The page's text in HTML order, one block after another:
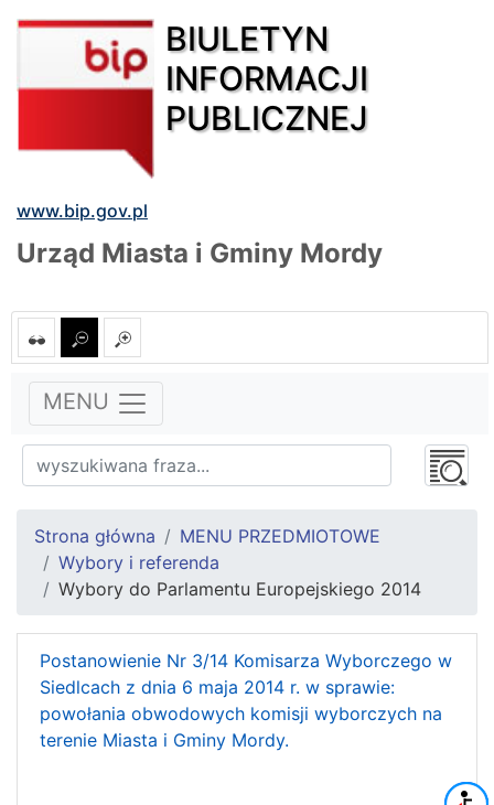
BIULETYN
INFORMACJI
PUBLICZNEJ
www.bip.gov.pl
Urząd Miasta i Gminy Mordy
MENU
Strona główna
MENU PRZEDMIOTOWE
Wybory i referenda
Wybory do Parlamentu Europejskiego 2014
Postanowienie Nr 3/14 Komisarza Wyborczego w
Siedlcach z dnia 6 maja 2014 r. w sprawie:
powołania obwodowych komisji wyborczych na
terenie Miasta i Gminy Mordy.